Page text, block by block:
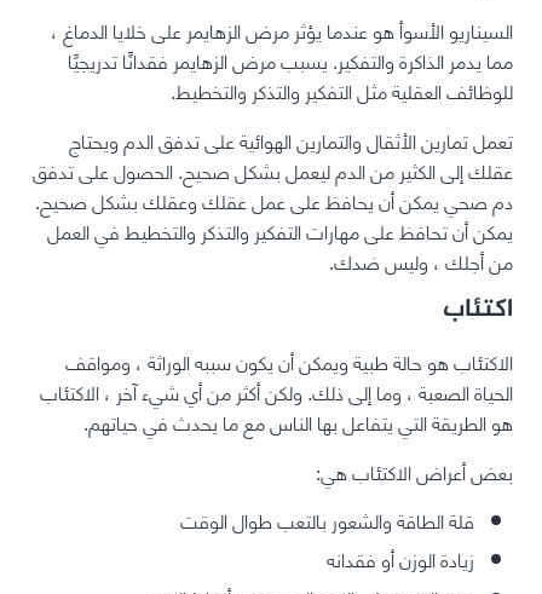
السيناريو الأسوأ هو عندما يؤثر مرض الزهايمر على خلايا الدماغ ،
مما يدمر الذاكرة والتفكير. يسبب مرض الزهايمر فقدانًا تدريجيًا
للوظائف العقلية مثل التفكير والتذكر والتخطيط.
تعمل تمارين الأثقال والتمارين الهوائية على تدفق الدم ويحتاج
عقلك إلى الكثير من الدم ليعمل بشكل صحيح. الحصول على تدفق
دم صحي يمكن أن يحافظ على عمل عقلك وعقلك بشكل صحيح.
يمكن أن تحافظ على مهارات التفكير والتذكر والتخطيط في العمل
من أجلك ، وليس ضدك.
اكتئاب
الاكتئاب هو حالة طبية ويمكن أن يكون سببه الوراثة ، ومواقف
الحياة الصعبة ، وما إلى ذلك. ولكن أكثر من أي شيء آخر ، الاكتئاب
هو الطريقة التي يتفاعل بها الناس مع ما يحدث في حياتهم.
بعض أعراض الاكتئاب هي:
قلة الطاقة والشعور بالتعب طوال الوقت
زيادة الوزن أو فقدانه